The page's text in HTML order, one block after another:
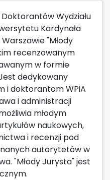
Wydziału
Kardynała
"Młody
recenzowanym
w formie
dedykowany
i doktorantom WPiA
i administracji
młodym
naukowych,
i recenzji pod
autorytetów w
"Młody Jurysta" jest